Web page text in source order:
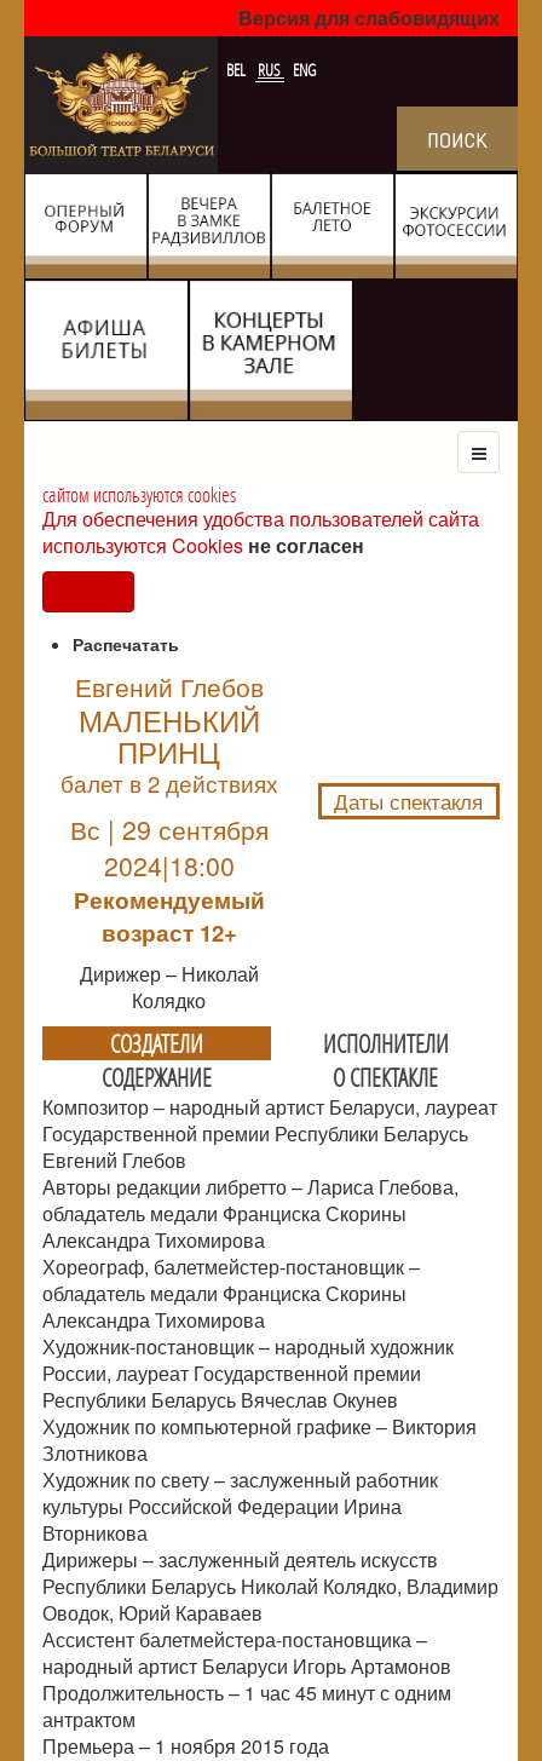
Версия для слабовидящих
BEL RUS ENG
сайтом используются cookies
Для обеспечения удобства пользователей сайта
используются Cookies не согласен
Распечатать
Евгений Глебов
МАЛЕНЬКИЙ
ПРИНЦ
балет в 2 действиях
Вс | 29 сентября
2024|18:00
Рекомендуемый
возраст 12+
Дирижер – Николай
Колядко
Даты спектакля
СОЗДАТЕЛИ
ИСПОЛНИТЕЛИ
СОДЕРЖАНИЕ
О СПЕКТАКЛЕ
Композитор – народный артист Беларуси, лауреат
Государственной премии Республики Беларусь
Евгений Глебов
Авторы редакции либретто – Лариса Глебова,
обладатель медали Франциска Скорины
Александра Тихомирова
Хореограф, балетмейстер-постановщик –
обладатель медали Франциска Скорины
Александра Тихомирова
Художник-постановщик – народный художник
России, лауреат Государственной премии
Республики Беларусь Вячеслав Окунев
Художник по компьютерной графике – Виктория
Злотникова
Художник по свету – заслуженный работник
культуры Российской Федерации Ирина
Вторникова
Дирижеры – заслуженный деятель искусств
Республики Беларусь Николай Колядко, Владимир
Оводок, Юрий Караваев
Ассистент балетмейстера-постановщика –
народный артист Беларуси Игорь Артамонов
Продолжительность – 1 час 45 минут с одним
антрактом
Премьера – 1 ноября 2015 года